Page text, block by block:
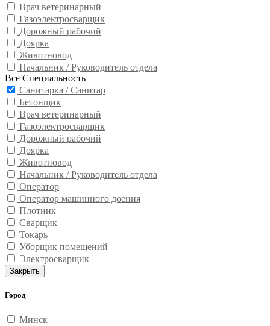
Врач ветеринарный
Газоэлектросварщик
Дорожный рабочий
Доярка
Животновод
Начальник / Руководитель отдела
Все Специальность
Санитарка / Санитар
Бетонщик
Врач ветеринарный
Газоэлектросварщик
Дорожный рабочий
Доярка
Животновод
Начальник / Руководитель отдела
Оператор
Оператор машинного доения
Плотник
Сварщик
Токарь
Уборщик помещений
Электросварщик
Закрыть
Город
Минск